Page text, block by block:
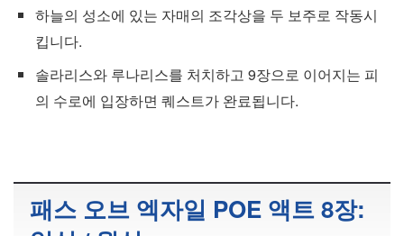
하늘의 성소에 있는 자매의 조각상을 두 보주로 작동시
킵니다.
솔라리스와 루나리스를 처치하고 9장으로 이어지는 피
의 수로에 입장하면 퀘스트가 완료됩니다.
패스 오브 엑자일 POE 액트 8장: